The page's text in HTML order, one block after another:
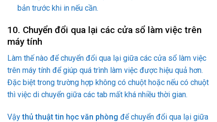
bản trước khi in nếu cần.
10. Chuyển đổi qua lại các cửa sổ làm việc trên
máy tính
Làm thế nào để chuyển đổi qua lại giữa các cửa sổ làm việc
trên máy tính để giúp quá trình làm việc được hiệu quả hơn.
Đặc biệt trong trường hợp không có chuột hoặc nếu có chuột
thì việc di chuyển giữa các tab mất khá nhiều thời gian.
Vậythủ thuật tin học văn phòng để chuyển đổi qua lại giữa